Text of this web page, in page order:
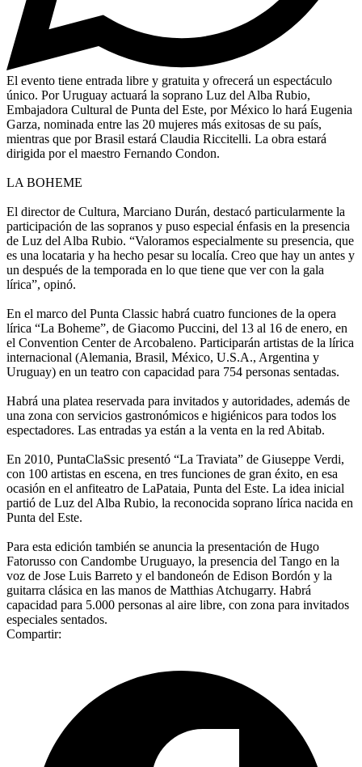
El evento tiene entrada libre y gratuita y ofrecerá un espectáculo
único. Por Uruguay actuará la soprano Luz del Alba Rubio,
Embajadora Cultural de Punta del Este, por México lo hará Eugenia
Garza, nominada entre las 20 mujeres más exitosas de su país,
mientras que por Brasil estará Claudia Riccitelli. La obra estará
dirigida por el maestro Fernando Condon.
LA BOHEME
El director de Cultura, Marciano Durán, destacó particularmente la
participación de las sopranos y puso especial énfasis en la presencia
de Luz del Alba Rubio. “Valoramos especialmente su presencia, que
es una locataria y ha hecho pesar su localía. Creo que hay un antes y
un después de la temporada en lo que tiene que ver con la gala
lírica”, opinó.
En el marco del Punta Classic habrá cuatro funciones de la opera
lírica “La Boheme”, de Giacomo Puccini, del 13 al 16 de enero, en
el Convention Center de Arcobaleno. Participarán artistas de la lírica
internacional (Alemania, Brasil, México, U.S.A., Argentina y
Uruguay) en un teatro con capacidad para 754 personas sentadas.
Habrá una platea reservada para invitados y autoridades, además de
una zona con servicios gastronómicos e higiénicos para todos los
espectadores. Las entradas ya están a la venta en la red Abitab.
En 2010, PuntaClaSsic presentó “La Traviata” de Giuseppe Verdi,
con 100 artistas en escena, en tres funciones de gran éxito, en esa
ocasión en el anfiteatro de LaPataia, Punta del Este. La idea inicial
partió de Luz del Alba Rubio, la reconocida soprano lírica nacida en
Punta del Este.
Para esta edición también se anuncia la presentación de Hugo
Fatorusso con Candombe Uruguayo, la presencia del Tango en la
voz de Jose Luis Barreto y el bandoneón de Edison Bordón y la
guitarra clásica en las manos de Matthias Atchugarry. Habrá
capacidad para 5.000 personas al aire libre, con zona para invitados
especiales sentados.
Compartir: